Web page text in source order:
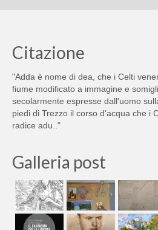
Citazione
"Adda è nome di dea, che i Celti
fiume modificato a immagine e
secolarmente espresse dall'uomo
piedi di Trezzo il corso d'acqua che i
radice adu.."
Galleria post